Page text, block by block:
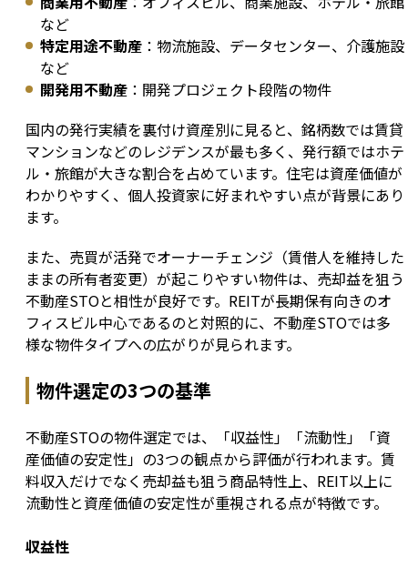
など
特定用途不動産 ：物流施設、データセンター、介護施設
など
開発用不動産 ：開発プロジェクト段階の物件
国内の発行実績を裏付け資産別に見ると、銘柄数では賃貸
マンションなどのレジデンスが最も多く、発行額ではホテ
ル・旅館が大きな割合を占めています。住宅は資産価値が
わかりやすく、個人投資家に好まれやすい点が背景にあり
ます。
また、売買が活発でオーナーチェンジ（賃借人を維持した
ままの所有者変更）が起こりやすい物件は、売却益を狙う
不動産STOと相性が良好です。REITが長期保有向きのオ
フィスビル中心であるのと対照的に、不動産STOでは多
様な物件タイプへの広がりが見られます。
物件選定の3つの基準
不動産STOの物件選定では、「収益性」「流動性」「資
産価値の安定性」の3つの観点から評価が行われます。賃
料収入だけでなく売却益も狙う商品特性上、REIT以上に
流動性と資産価値の安定性が重視される点が特徴です。
収益性